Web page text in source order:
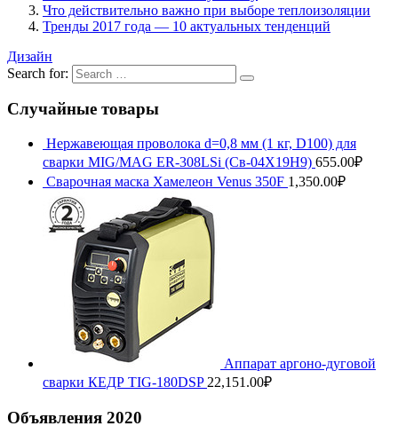
Что действительно важно при выборе теплоизоляции
Тренды 2017 года — 10 актуальных тенденций
Дизайн
Search for:
Случайные товары
Нержавеющая проволока d=0,8 мм (1 кг, D100) для
сварки MIG/MAG ER-308LSi (Св-04Х19Н9) 655.00₽
Сварочная маска Хамелеон Venus 350F 1,350.00₽
Аппарат аргоно-дуговой
сварки КЕДР TIG-180DSP 22,151.00₽
Объявления 2020